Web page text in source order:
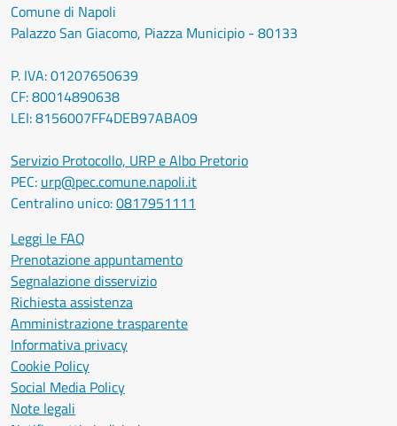
Comune di Napoli
Palazzo San Giacomo, Piazza Municipio - 80133
P. IVA: 01207650639
CF: 80014890638
LEI: 8156007FF4DEB97ABA09
Servizio Protocollo, URP e Albo Pretorio
PEC: urp@pec.comune.napoli.it
Centralino unico:0817951111
Leggi le FAQ
Prenotazione appuntamento
Segnalazione disservizio
Richiesta assistenza
Amministrazione trasparente
Informativa privacy
Cookie Policy
Social Media Policy
Note legali